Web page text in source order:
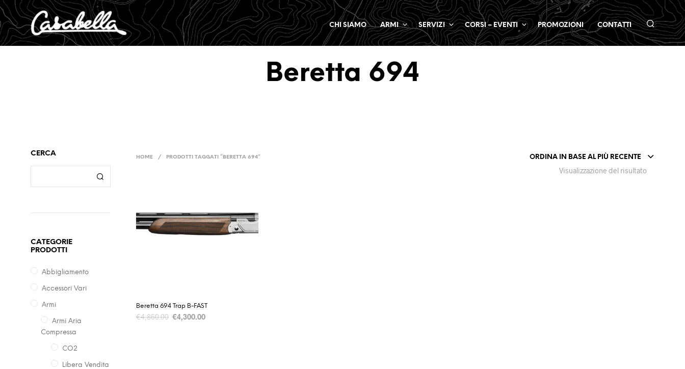
CHI SIAMO ARMI SERVIZI CORSI – EVENTI PROMOZIONI CONTATTI
Beretta 694
CERCA
CATEGORIE
PRODOTTI
Abbigliamento
Accessori Vari
Armi
Armi Aria
Compressa
CO2
Libera Vendita
HOME / PRODOTTI TAGGATI “BERETTA 694” ORDINA IN BASE AL PIÙ RECENTE
Visualizzazione del risultato
Beretta 694 Trap B-FAST
€4,860.00 €4,300.00